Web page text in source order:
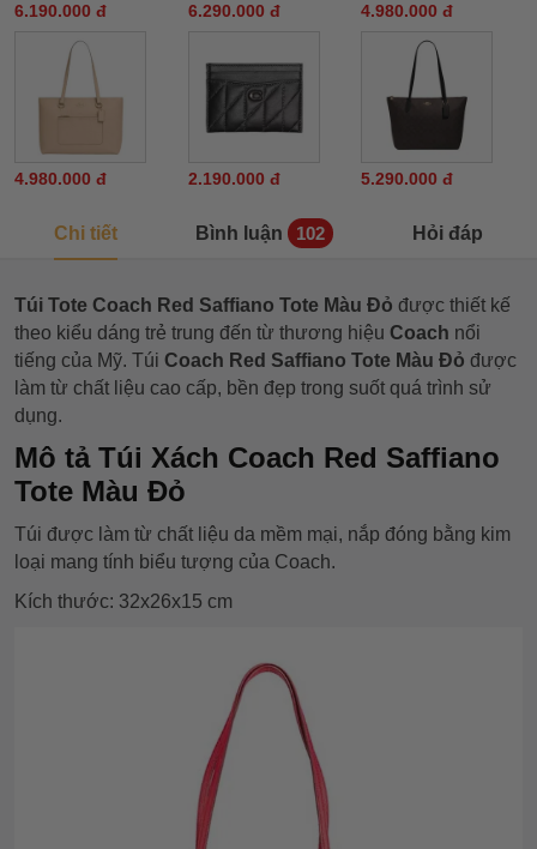
6.190.000 đ 6.290.000 đ 4.980.000 đ
4.980.000 đ 2.190.000 đ 5.290.000 đ
Chi tiết Bình luận 102 Hỏi đáp
Túi Tote Coach Red Saffiano Tote Màu Đỏ được thiết kế
theo kiểu dáng trẻ trung đến từ thương hiệu Coach nổi
tiếng của Mỹ. Túi Coach Red Saffiano Tote Màu Đỏ được
làm từ chất liệu cao cấp, bền đẹp trong suốt quá trình sử
dụng.
Mô tả Túi Xách Coach Red Saffiano
Tote Màu Đỏ
Túi được làm từ chất liệu da mềm mại, nắp đóng bằng kim
loại mang tính biểu tượng của Coach.
Kích thước: 32x26x15 cm